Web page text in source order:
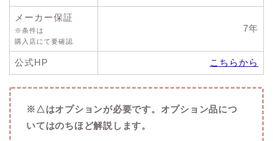
メーカー保証
※条件は
購入店にて要確認
7年
公式HP こちらから
※△はオプションが必要です。オプション品につ
いてはのちほど解説します。